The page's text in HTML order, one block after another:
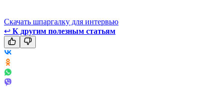
Скачать шпаргалку для интервью
↩ К другим полезным статьям